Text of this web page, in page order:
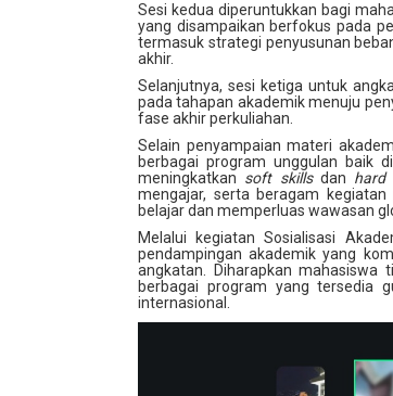
Sesi kedua diperuntukkan bagi
yang disampaikan berfokus pada
termasuk strategi penyusunan
akhir.
Selanjutnya, sesi ketiga untuk
pada tahapan akademik menuju
fase akhir perkuliahan.
Selain penyampaian materi
berbagai program unggulan baik
meningkatkan soft skillsdan hard
mengajar, serta beragam
belajar dan memperluas wawasan
Melalui kegiatan Sosialisasi
pendampingan akademik yang
angkatan. Diharapkan
berbagai program yang tersedia
internasional.